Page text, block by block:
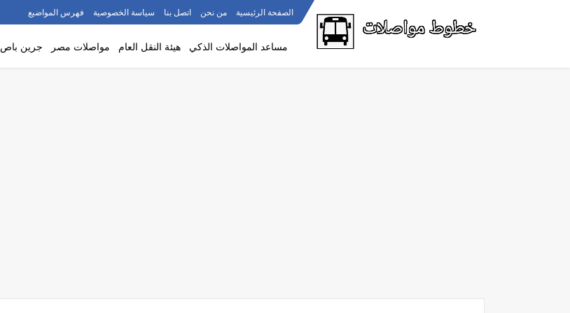
الصفحة الرئيسية من نحن اتصل بنا سياسة الخصوصية فهرس المواضيع
مساعد المواصلات الذكي هيئة النقل العام مواصلات مصر جرين باص